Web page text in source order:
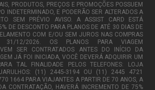
PRODUTOS, PREÇOS E PROMOÇÕES POSSUEM
INDETERMINADO, E PODERÃO SER ALTERADOS A
SEM PRÉVIO AVISO. A ASSIST CARD ESTÁ
DE DESCONTO PARA PLANOS DE ATÉ 30 DIAS DE
COM E/OU SEM JUROS NAS COMPRAS
31/12/2026. OS PLANOS PARA VIAGEM
SER CONTRATADOS ANTES DO INÍCIO DA
JÁ FOI INICIADA, VOCÊ DEVERÁ ADQUIRIR UM
TAL FINALIDADE PELOS TELEFONES: LOJA
(11) 2445-3194 OU (11) 2445 4721
1664 PARA VIAJANTES A PARTIR DE 70 ANOS, A
CONTRATAÇÃO, HAVERÁ INCREMENTO DE 75%